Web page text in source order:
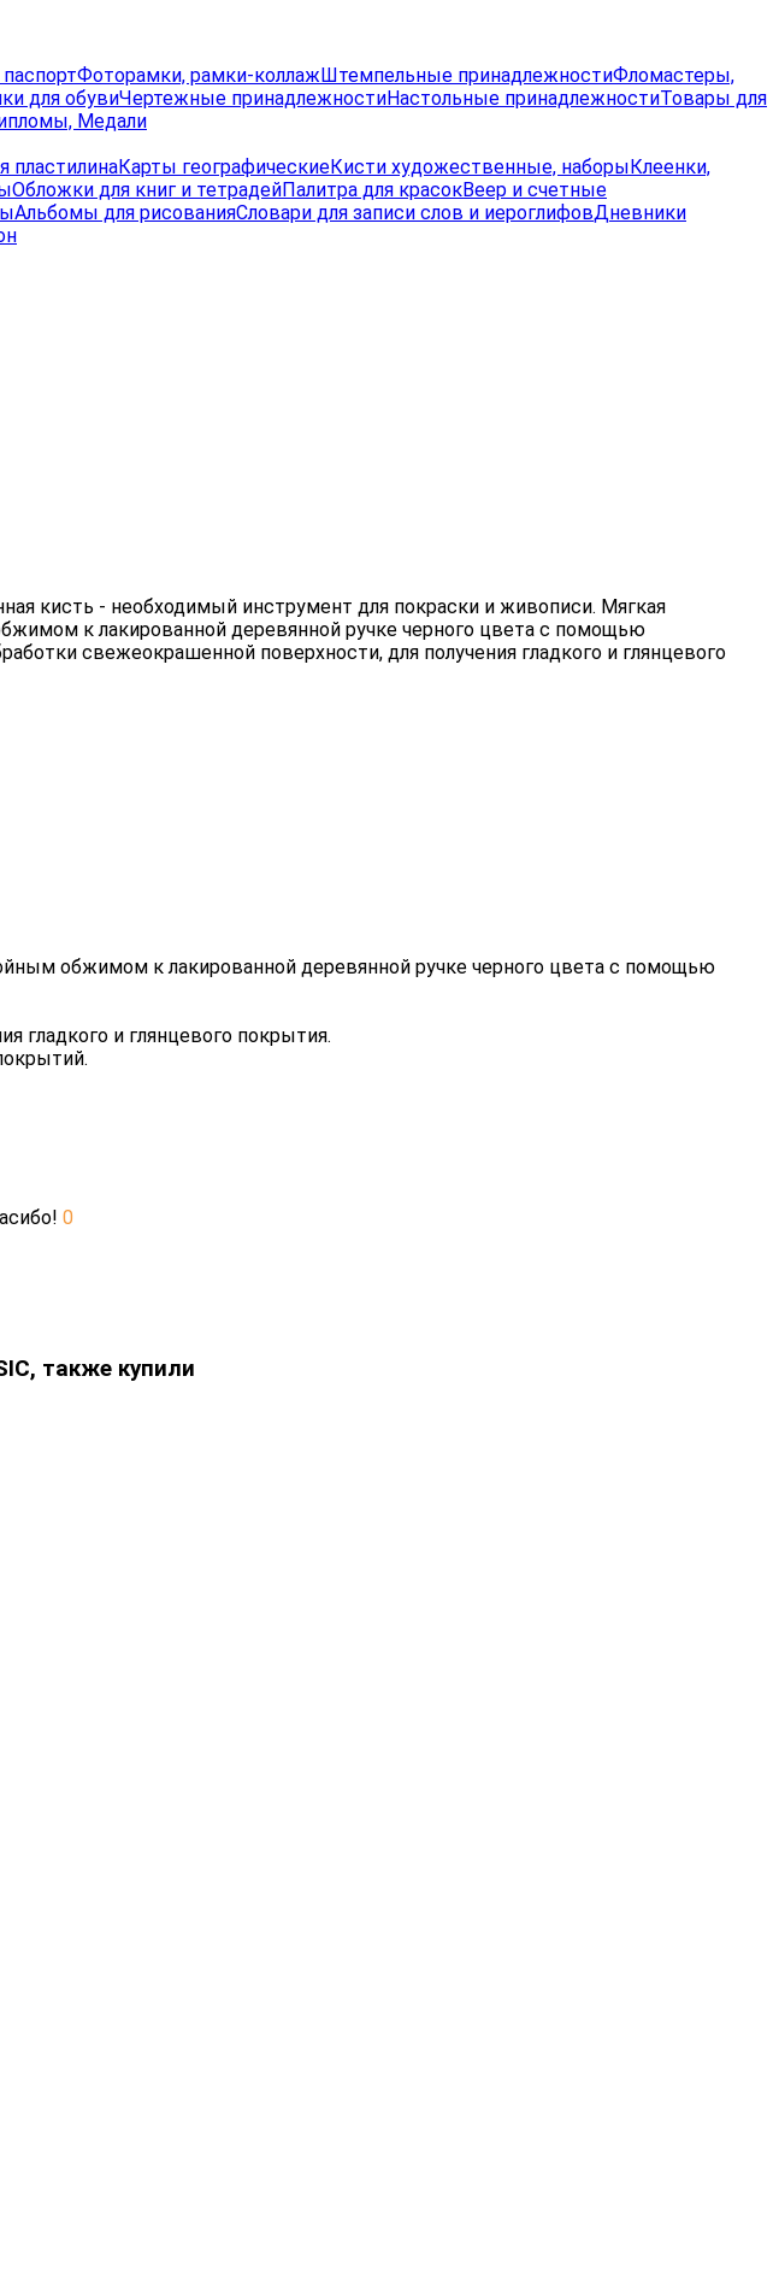
Фоторамки, рамки-коллажШтемпельные принадлежностиФломастеры,
для обувиЧертежные принадлежностиНастольные принадлежностиТовары для
Медали
пластилинаКарты географическиеКисти художественные, наборыКлеенки,
Обложки для книг и тетрадейПалитра для красокВеер и счетные
Альбомы для рисованияСловари для записи слов и иероглифовДневники
кисть - необходимый инструмент для покраски и живописи. Мягкая
к лакированной деревянной ручке черного цвета с помощью
свежеокрашенной поверхности, для получения гладкого и глянцевого
обжимом к лакированной деревянной ручке черного цвета с помощью
гладкого и глянцевого покрытия.
0
также купили